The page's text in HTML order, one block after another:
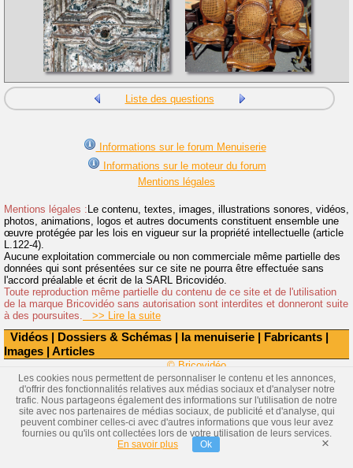
Vidéos | Dossiers & Schémas | la menuiserie | Fabricants |
Images | Articles
Liste des questions
Informations sur le forum Menuiserie
Informations sur le moteur du forum
Mentions légales
Mentions légales : Le contenu, textes, images, illustrations sonores, vidéos,
photos, animations, logos et autres documents constituent ensemble une
œuvre protégée par les lois en vigueur sur la propriété intellectuelle (article
L.122-4).
Aucune exploitation commerciale ou non commerciale même partielle des
données qui sont présentées sur ce site ne pourra être effectuée sans
l'accord préalable et écrit de la SARL Bricovidéo.
Toute reproduction même partielle du contenu de ce site et de l'utilisation
de la marque Bricovidéo sans autorisation sont interdites et donneront suite
à des poursuites. >> Lire la suite
© Bricovidéo
Les cookies nous permettent de personnaliser le contenu et les annonces,
d'offrir des fonctionnalités relatives aux médias sociaux et d'analyser notre
trafic. Nous partageons également des informations sur l'utilisation de notre
site avec nos partenaires de médias sociaux, de publicité et d'analyse, qui
peuvent combiner celles-ci avec d'autres informations que vous leur avez
fournies ou qu'ils ont collectées lors de votre utilisation de leurs services.
En savoir plus
Ok ×